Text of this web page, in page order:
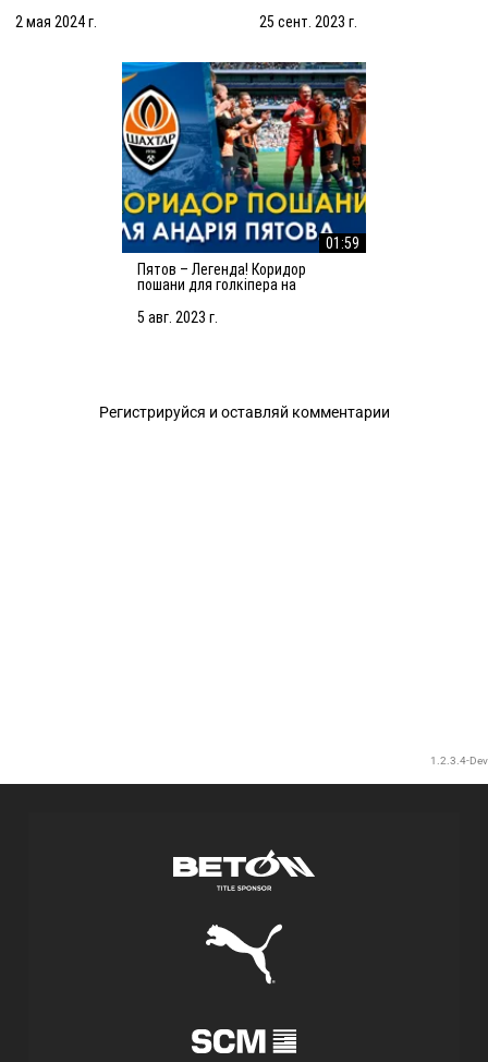
2 мая 2024 г.
25 сент. 2023 г.
01:59
Пятов – Легенда! Коридор
пошани для голкіпера на
5 авг. 2023 г.